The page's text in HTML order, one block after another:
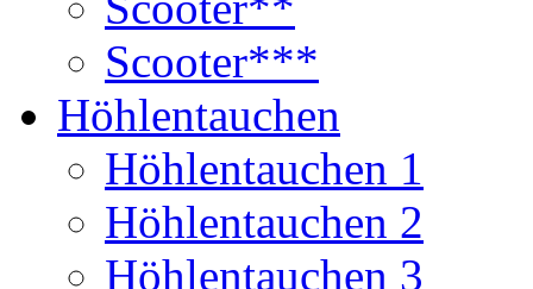
Scooter***
Höhlentauchen
Höhlentauchen 1
Höhlentauchen 2
Höhlentauchen 3